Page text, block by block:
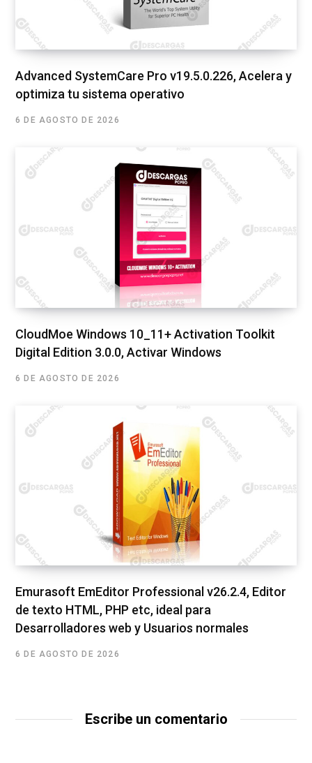
Advanced SystemCare Pro v19.5.0.226, Acelera y
optimiza tu sistema operativo
6 DE AGOSTO DE 2026
CloudMoe Windows 10_11+ Activation Toolkit
Digital Edition 3.0.0, Activar Windows
6 DE AGOSTO DE 2026
Emurasoft EmEditor Professional v26.2.4, Editor
de texto HTML, PHP etc, ideal para
Desarrolladores web y Usuarios normales
6 DE AGOSTO DE 2026
Escribe un comentario